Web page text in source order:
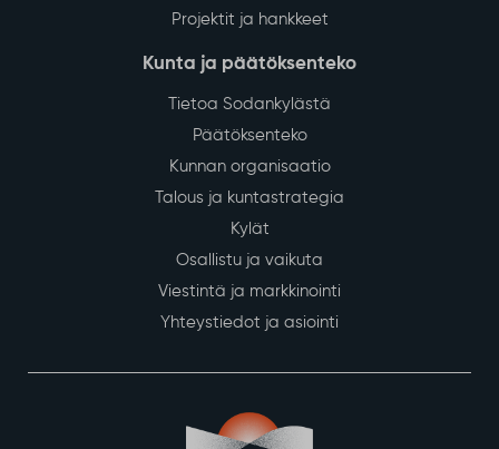
Projektit ja hankkeet
Kunta ja päätöksenteko
Tietoa Sodankylästä
Päätöksenteko
Kunnan organisaatio
Talous ja kuntastrategia
Kylät
Osallistu ja vaikuta
Viestintä ja markkinointi
Yhteystiedot ja asiointi